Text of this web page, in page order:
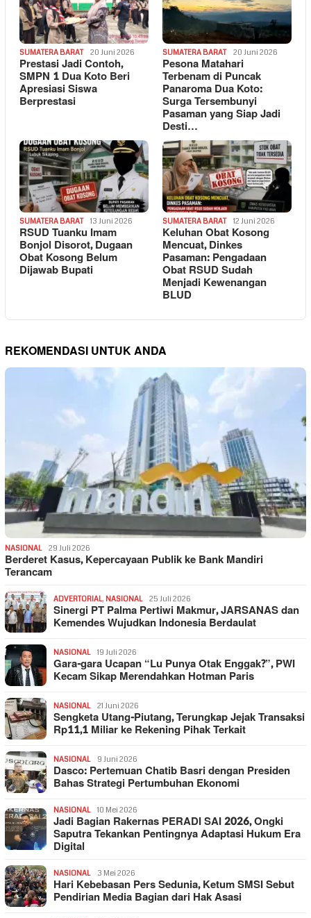
SUMATERA BARAT 20 Juni 2026
Prestasi Jadi Contoh,
SMPN 1 Dua Koto Beri
Apresiasi Siswa
Berprestasi
SUMATERA BARAT 20 Juni 2026
Pesona Matahari
Terbenam di Puncak
Panaroma Dua Koto:
Surga Tersembunyi
Pasaman yang Siap Jadi
Desti…
SUMATERA BARAT 13 Juni 2026
RSUD Tuanku Imam
Bonjol Disorot, Dugaan
Obat Kosong Belum
Dijawab Bupati
SUMATERA BARAT 12 Juni 2026
Keluhan Obat Kosong
Mencuat, Dinkes
Pasaman: Pengadaan
Obat RSUD Sudah
Menjadi Kewenangan
BLUD
REKOMENDASI UNTUK ANDA
NASIONAL 29 Juli 2026
Berderet Kasus, Kepercayaan Publik ke Bank Mandiri
Terancam
ADVERTORIAL, NASIONAL 25 Juli 2026
Sinergi PT Palma Pertiwi Makmur, JARSANAS dan
Kemendes Wujudkan Indonesia Berdaulat
NASIONAL 19 Juli 2026
Gara-gara Ucapan “Lu Punya Otak Enggak?”, PWI
Kecam Sikap Merendahkan Hotman Paris
NASIONAL 21 Juni 2026
Sengketa Utang-Piutang, Terungkap Jejak Transaksi
Rp11,1 Miliar ke Rekening Pihak Terkait
NASIONAL 9 Juni 2026
Dasco: Pertemuan Chatib Basri dengan Presiden
Bahas Strategi Pertumbuhan Ekonomi
NASIONAL 10 Mei 2026
Jadi Bagian Rakernas PERADI SAI 2026, Ongki
Saputra Tekankan Pentingnya Adaptasi Hukum Era
Digital
NASIONAL 3 Mei 2026
Hari Kebebasan Pers Sedunia, Ketum SMSI Sebut
Pendirian Media Bagian dari Hak Asasi